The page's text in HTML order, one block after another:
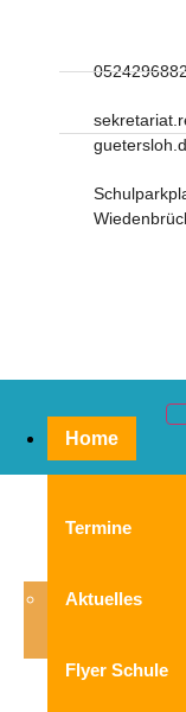
Home
Termine
Aktuelles
Flyer Schule